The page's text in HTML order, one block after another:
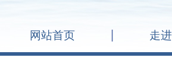
网站首页 走